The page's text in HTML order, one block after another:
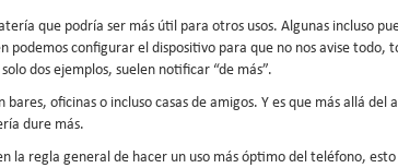
que podría ser más útil para otros usos. Algunas incluso
configurar el dispositivo para que no nos avise todo,
dos ejemplos, suelen notificar “de más”.
bares, oficinas o incluso casas de amigos. Y es que más allá del
dure más.
la regla general de hacer un uso más óptimo del teléfono, esto